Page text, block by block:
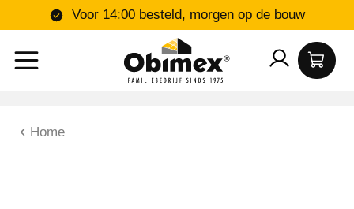
Voor 14:00 besteld, morgen op de bouw
Home